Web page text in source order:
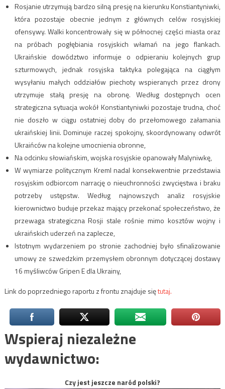
Rosjanie utrzymują bardzo silną presję na kierunku Konstiantyniwki,
która pozostaje obecnie jednym z głównych celów rosyjskiej
ofensywy. Walki koncentrowały się w północnej części miasta oraz
na próbach pogłębiania rosyjskich włamań na jego flankach.
Ukraińskie dowództwo informuje o odpieraniu kolejnych grup
szturmowych, jednak rosyjska taktyka polegająca na ciągłym
wysyłaniu małych oddziałów piechoty wspieranych przez drony
utrzymuje stałą presję na obronę. Według dostępnych ocen
strategiczna sytuacja wokół Konstiantyniwki pozostaje trudna, choć
nie doszło w ciągu ostatniej doby do przełomowego załamania
ukraińskiej linii. Dominuje raczej spokojny, skoordynowany odwrót
Ukraińców na kolejne umocnienia obronne,
Na odcinku słowiańskim, wojska rosyjskie opanowały Malyniwkę,
W wymiarze politycznym Kreml nadal konsekwentnie przedstawia
rosyjskim odbiorcom narrację o nieuchronności zwycięstwa i braku
potrzeby ustępstw. Według najnowszych analiz rosyjskie
kierownictwo buduje przekaz mający przekonać społeczeństwo, że
przewaga strategiczna Rosji stale rośnie mimo kosztów wojny i
ukraińskich uderzeń na zaplecze,
Istotnym wydarzeniem po stronie zachodniej było sfinalizowanie
umowy ze szwedzkim przemysłem obronnym dotyczącej dostawy
16 myśliwców Gripen E dla Ukrainy,
Link do poprzedniego raportu z frontu znajduje siętutaj.
Wspieraj niezależne
wydawnictwo:
Czy jest jeszcze naród polski?